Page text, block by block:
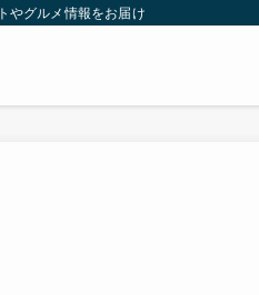
やグルメ情報をお届け